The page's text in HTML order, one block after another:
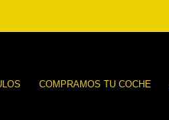
COMPRAMOS TU COCHE